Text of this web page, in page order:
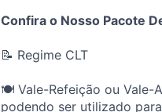
Confira o Nosso Pacote
📝 Regime CLT
🍽️ Vale-Refeição ou Vale-
podendo ser utilizado